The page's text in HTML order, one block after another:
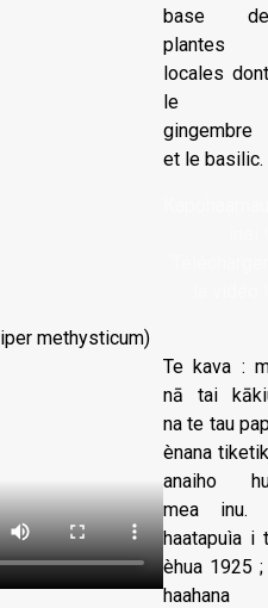
base de
plantes
locales dont
le
gingembre
et le basilic.
methysticum)
Te kava :
nā tai
na te tau
ènana
anaiho
mea inu.
haatapuìa i
èhua 1925 ;
haahana